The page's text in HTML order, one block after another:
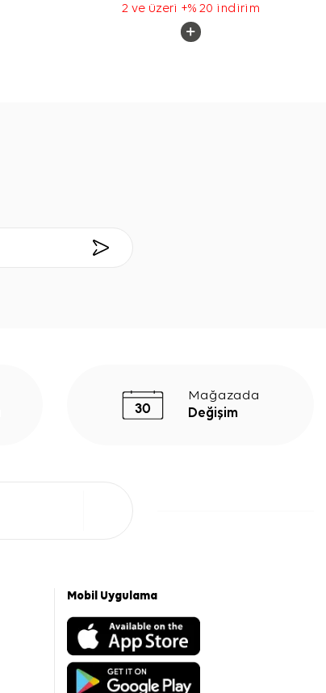
2 ve üzeri +% 20 indirim
Mağazada
Değişim
Mobil Uygulama